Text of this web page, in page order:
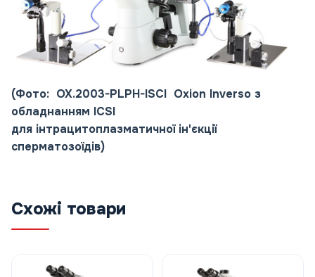
(Фото: OX.2003-PLPH-ISCI Oxion Inverso з
обладнанням ICSI
для інтрацитоплазматичної ін'єкції
сперматозоїдів)
Схожі товари